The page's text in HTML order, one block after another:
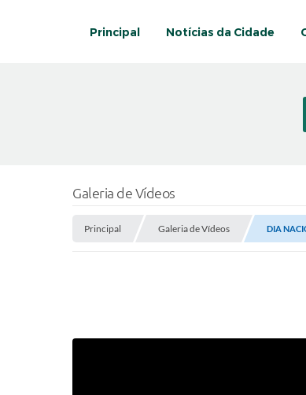
Principal Notícias da Cidade
Galeria de Vídeos
Principal Galeria de Vídeos DIA